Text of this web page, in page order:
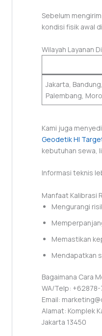
Sebelum
kondisi fisik awal
Wilayah Layanan
Jakarta,
Palembang,
Kami juga
Geodetik HI
kebutuhan sewa,
Informasi teknis
Manfaat Kalibrasi
Mengurangi
Memastikan
Mendapatkan
Bagaimana Cara
WA/Telp:
Email:
Alamat: Komplek
Jakarta 13450